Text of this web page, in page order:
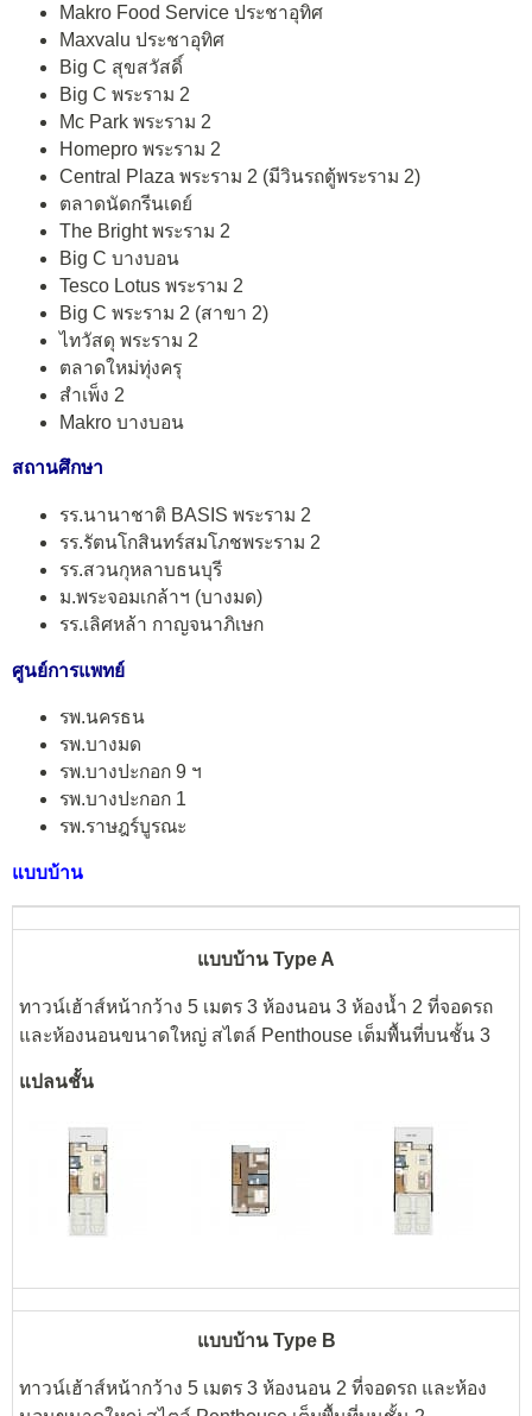
Makro Food Service ประชาอุทิศ
Maxvalu ประชาอุทิศ
Big C สุขสวัสดิ์
Big C พระราม 2
Mc Park พระราม 2
Homepro พระราม 2
Central Plaza พระราม 2 (มีวินรถตู้พระราม 2)
ตลาดนัดกรีนเดย์
The Bright พระราม 2
Big C บางบอน
Tesco Lotus พระราม 2
Big C พระราม 2 (สาขา 2)
ไทวัสดุ พระราม 2
ตลาดใหม่ทุ่งครุ
สำเพ็ง 2
Makro บางบอน
สถานศึกษา
รร.นานาชาติ BASIS พระราม 2
รร.รัตนโกสินทร์สมโภชพระราม 2
รร.สวนกุหลาบธนบุรี
ม.พระจอมเกล้าฯ (บางมด)
รร.เลิศหล้า กาญจนาภิเษก
ศูนย์การแพทย์
รพ.นครธน
รพ.บางมด
รพ.บางปะกอก 9 ฯ
รพ.บางปะกอก 1
รพ.ราษฎร์บูรณะ
แบบบ้าน
แบบบ้าน Type A
ทาวน์เฮ้าส์หน้ากว้าง 5 เมตร 3 ห้องนอน 3 ห้องน้ำ 2 ที่จอดรถ
และห้องนอนขนาดใหญ่ สไตล์ Penthouse เต็มพื้นที่บนชั้น 3
แปลนชั้น
แบบบ้าน Type B
ทาวน์เฮ้าส์หน้ากว้าง 5 เมตร 3 ห้องนอน 2 ที่จอดรถ และห้อง